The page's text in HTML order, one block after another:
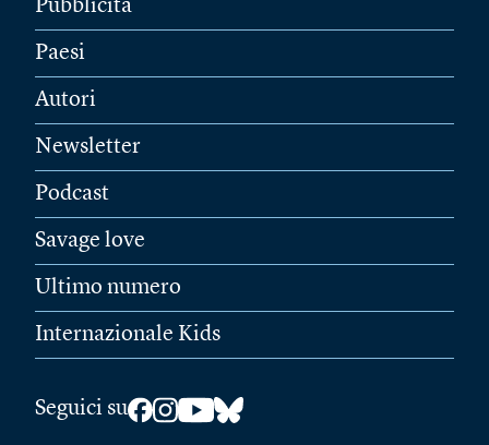
Pubblicità
Paesi
Autori
Newsletter
Podcast
Savage love
Ultimo numero
Internazionale Kids
Seguici su